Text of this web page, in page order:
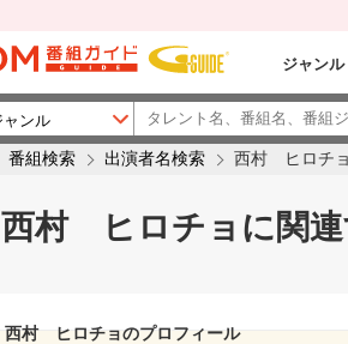
ジャンル
番組検索 出演者名検索 西村 ヒロチョ
西村 ヒロチョに関連
西村 ヒロチョのプロフィール